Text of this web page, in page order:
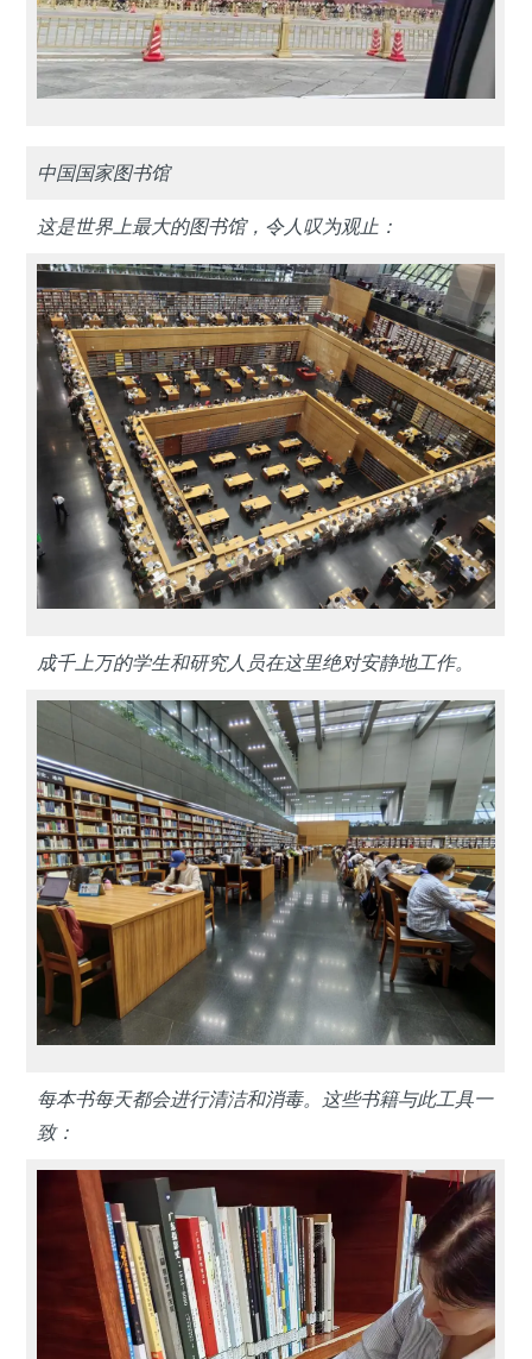
中国国家图书馆
这是世界上最大的图书馆，令人叹为观止：
成千上万的学生和研究人员在这里绝对安静地工作。
每本书每天都会进行清洁和消毒。这些书籍与此工具一
致：